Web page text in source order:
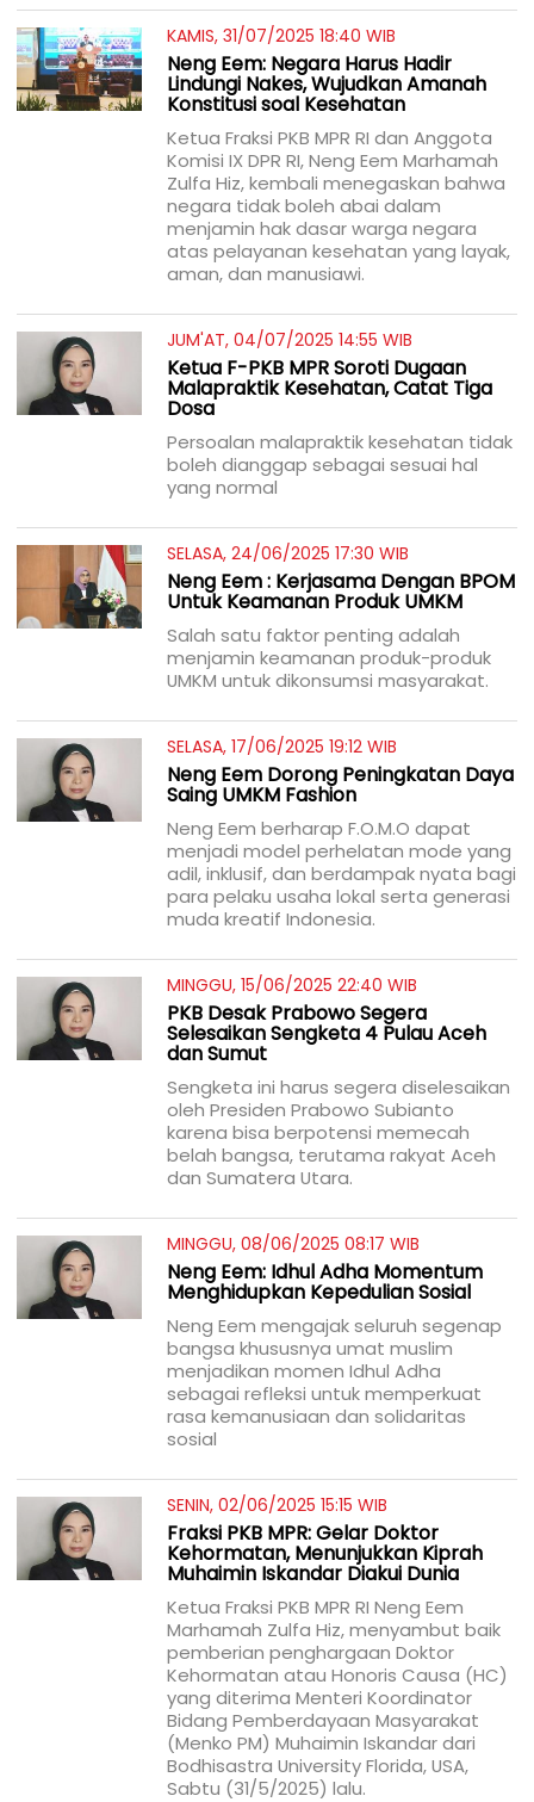
KAMIS, 31/07/2025 18:40 WIB
Neng Eem: Negara Harus Hadir
Lindungi Nakes, Wujudkan Amanah
Konstitusi soal Kesehatan
Ketua Fraksi PKB MPR RI dan Anggota
Komisi IX DPR RI, Neng Eem Marhamah
Zulfa Hiz, kembali menegaskan bahwa
negara tidak boleh abai dalam
menjamin hak dasar warga negara
atas pelayanan kesehatan yang layak,
aman, dan manusiawi.
JUM'AT, 04/07/2025 14:55 WIB
Ketua F-PKB MPR Soroti Dugaan
Malapraktik Kesehatan, Catat Tiga
Dosa
Persoalan malapraktik kesehatan tidak
boleh dianggap sebagai sesuai hal
yang normal
SELASA, 24/06/2025 17:30 WIB
Neng Eem : Kerjasama Dengan BPOM
Untuk Keamanan Produk UMKM
Salah satu faktor penting adalah
menjamin keamanan produk-produk
UMKM untuk dikonsumsi masyarakat.
SELASA, 17/06/2025 19:12 WIB
Neng Eem Dorong Peningkatan Daya
Saing UMKM Fashion
Neng Eem berharap F.O.M.O dapat
menjadi model perhelatan mode yang
adil, inklusif, dan berdampak nyata bagi
para pelaku usaha lokal serta generasi
muda kreatif Indonesia.
MINGGU, 15/06/2025 22:40 WIB
PKB Desak Prabowo Segera
Selesaikan Sengketa 4 Pulau Aceh
dan Sumut
Sengketa ini harus segera diselesaikan
oleh Presiden Prabowo Subianto
karena bisa berpotensi memecah
belah bangsa, terutama rakyat Aceh
dan Sumatera Utara.
MINGGU, 08/06/2025 08:17 WIB
Neng Eem: Idhul Adha Momentum
Menghidupkan Kepedulian Sosial
Neng Eem mengajak seluruh segenap
bangsa khususnya umat muslim
menjadikan momen Idhul Adha
sebagai refleksi untuk memperkuat
rasa kemanusiaan dan solidaritas
sosial
SENIN, 02/06/2025 15:15 WIB
Fraksi PKB MPR: Gelar Doktor
Kehormatan, Menunjukkan Kiprah
Muhaimin Iskandar Diakui Dunia
Ketua Fraksi PKB MPR RI Neng Eem
Marhamah Zulfa Hiz, menyambut baik
pemberian penghargaan Doktor
Kehormatan atau Honoris Causa (HC)
yang diterima Menteri Koordinator
Bidang Pemberdayaan Masyarakat
(Menko PM) Muhaimin Iskandar dari
Bodhisastra University Florida, USA,
Sabtu (31/5/2025) lalu.